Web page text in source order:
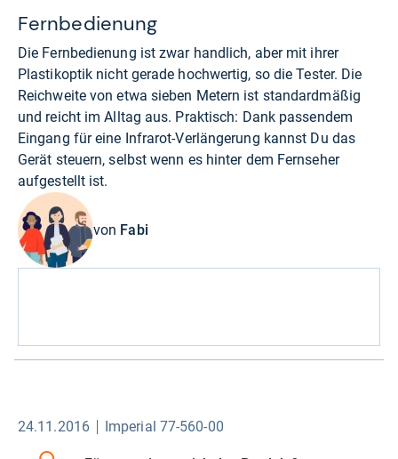
Fernbedienung
Die Fernbedienung ist zwar handlich, aber mit ihrer
Plastikoptik nicht gerade hochwertig, so die Tester. Die
Reichweite von etwa sieben Metern ist standardmäßig
und reicht im Alltag aus. Praktisch: Dank passendem
Eingang für eine Infrarot-Verlängerung kannst Du das
Gerät steuern, selbst wenn es hinter dem Fernseher
aufgestellt ist.
von Fabi
24.11.2016 Imperial 77-560-00